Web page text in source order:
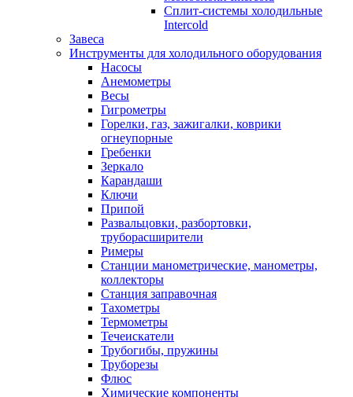
Сплит-системы холодильные
Intercold
Завеса
Инструменты для холодильного оборудования
Насосы
Анемометры
Весы
Гигрометры
Горелки, газ, зажигалки, коврики
огнеупорные
Гребенки
Зеркало
Карандаши
Ключи
Припой
Развальцовки, разбортовки,
труборасширители
Римеры
Станции манометрические, манометры,
коллекторы
Станция заправочная
Тахометры
Термометры
Течеискатели
Трубогибы, пружины
Труборезы
Флюс
Химические компоненты